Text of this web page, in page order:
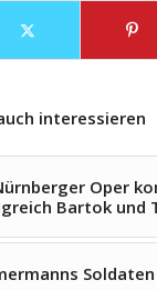
interessieren
Oper
Bartok und